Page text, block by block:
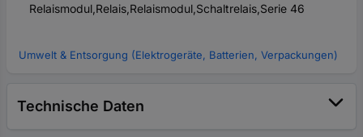
Relaismodul,Relais,Relaismodul,Schaltrelais,Serie 46
Umwelt & Entsorgung (Elektrogeräte, Batterien, Verpackungen)
Technische Daten